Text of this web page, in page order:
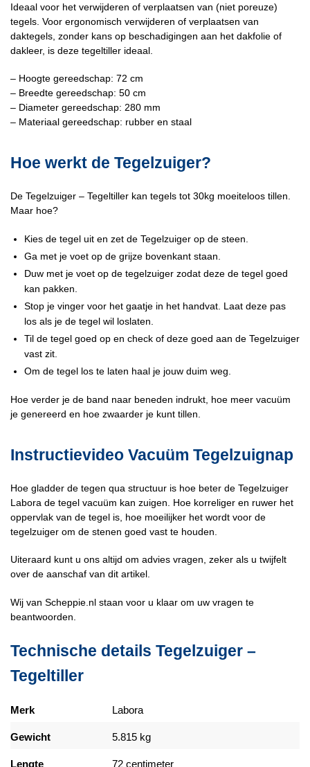
Ideaal voor het verwijderen of verplaatsen van (niet poreuze)
tegels. Voor ergonomisch verwijderen of verplaatsen van
daktegels, zonder kans op beschadigingen aan het dakfolie of
dakleer, is deze tegeltiller ideaal.
– Hoogte gereedschap: 72 cm
– Breedte gereedschap: 50 cm
– Diameter gereedschap: 280 mm
– Materiaal gereedschap: rubber en staal
Hoe werkt de Tegelzuiger?
De Tegelzuiger – Tegeltiller kan tegels tot 30kg moeiteloos tillen.
Maar hoe?
Kies de tegel uit en zet de Tegelzuiger op de steen.
Ga met je voet op de grijze bovenkant staan.
Duw met je voet op de tegelzuiger zodat deze de tegel goed
kan pakken.
Stop je vinger voor het gaatje in het handvat. Laat deze pas
los als je de tegel wil loslaten.
Til de tegel goed op en check of deze goed aan de Tegelzuiger
vast zit.
Om de tegel los te laten haal je jouw duim weg.
Hoe verder je de band naar beneden indrukt, hoe meer vacuüm
je genereerd en hoe zwaarder je kunt tillen.
Instructievideo Vacuüm Tegelzuignap
Hoe gladder de tegen qua structuur is hoe beter de Tegelzuiger
Labora de tegel vacuüm kan zuigen. Hoe korreliger en ruwer het
oppervlak van de tegel is, hoe moeilijker het wordt voor de
tegelzuiger om de stenen goed vast te houden.
Uiteraard kunt u ons altijd om advies vragen, zeker als u twijfelt
over de aanschaf van dit artikel.
Wij van Scheppie.nl staan voor u klaar om uw vragen te
beantwoorden.
Technische details Tegelzuiger –
Tegeltiller
Merk Labora
Gewicht 5.815 kg
Lengte 72 centimeter